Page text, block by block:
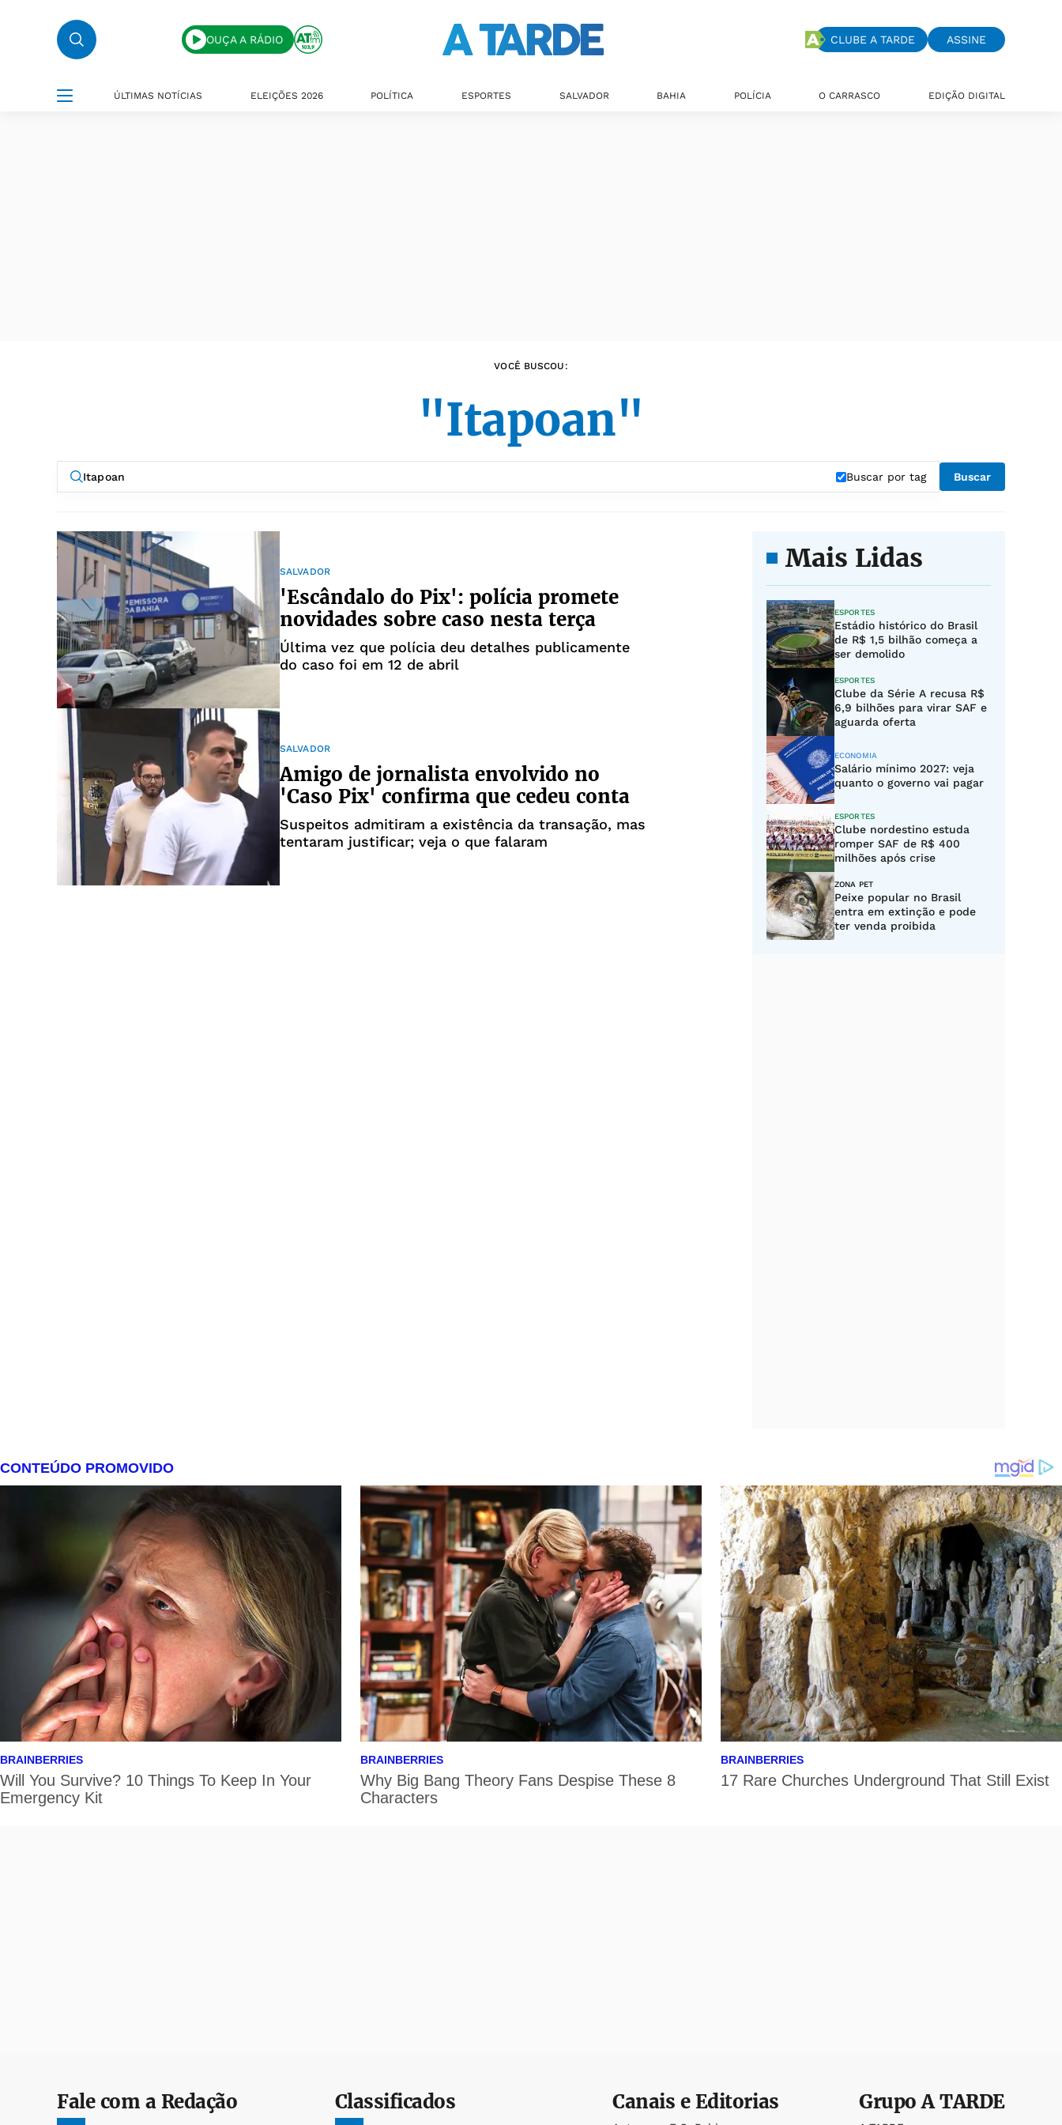
OUÇA A RÁDIO CLUBE A TARDE ASSINE
ÚLTIMAS NOTÍCIAS ELEIÇÕES 2026 POLÍTICA ESPORTES SALVADOR BAHIA POLÍCIA O CARRASCO EDIÇÃO DIGITAL
VOCÊ BUSCOU:
"Itapoan"
Buscar por tag Buscar
SALVADOR
'Escândalo do Pix': polícia promete
novidades sobre caso nesta terça
Última vez que polícia deu detalhes publicamente
do caso foi em 12 de abril
SALVADOR
Amigo de jornalista envolvido no
'Caso Pix' confirma que cedeu conta
Suspeitos admitiram a existência da transação, mas
tentaram justificar; veja o que falaram
Mais Lidas
ESPORTES
Estádio histórico do Brasil
de R$ 1,5 bilhão começa a
ser demolido
ESPORTES
Clube da Série A recusa R$
6,9 bilhões para virar SAF e
aguarda oferta
ECONOMIA
Salário mínimo 2027: veja
quanto o governo vai pagar
ESPORTES
Clube nordestino estuda
romper SAF de R$ 400
milhões após crise
ZONA PET
Peixe popular no Brasil
entra em extinção e pode
ter venda proibida
Fale com a Redação Classificados Canais e Editorias GrupoA TARDE